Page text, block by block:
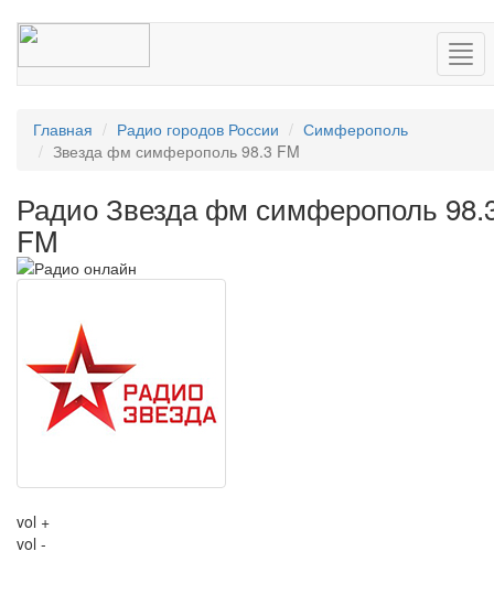
Главная Радио городов России
Симферополь
Звезда фм симферополь 98.3 FM
Радио Звезда фм симферополь
FM
vol +
vol -